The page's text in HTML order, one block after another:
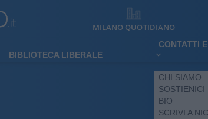
MILANO QUOTIDIANO
BIBLIOTECA LIBERALE
CONTATTI
CHI SIAMO
SOSTIENICI
BIO
SCRIVI A